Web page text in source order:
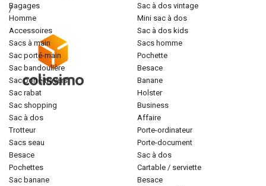
/ bagages
homme
accessoires
sacs à main
sac porté-main
sac bandoulière
sac porté-travers
sac rabat
sac shopping
sac à dos
trotteur
sacs seau
besace
pochettes
sac banane
sac à dos vintage
mini sac à dos
sac à dos kids
sacs homme
pochette
besace
banane
holster
business
affaire
porte-ordinateur
porte-document
sac à dos
cartable / serviette
besace